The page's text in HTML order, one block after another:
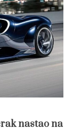
nastao na